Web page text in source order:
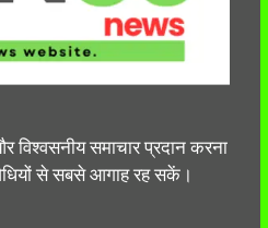
विश्वसनीय समाचार प्रदान करना
से सबसे आगाह रह सकें।